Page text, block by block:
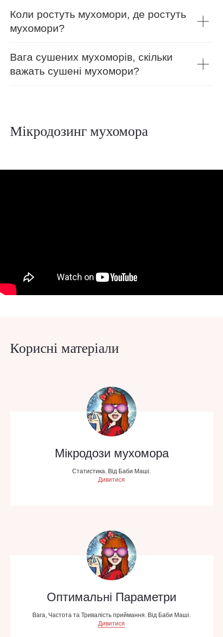
Коли ростуть мухомори, де ростуть
мухомори?
Вага сушених мухоморів, скільки
важать сушені мухомори?
Мікродозинг мухомора
Корисні матеріали
Мікродози мухомора
Статистика. Від Баби Маші.
Дивитися
Оптимальні Параметри
Вага, Частота та Тривалість приймання. Від Баби Маші.
Дивитися